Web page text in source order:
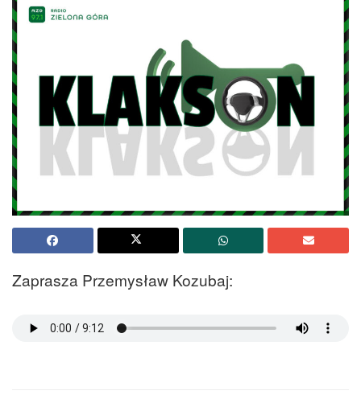
Zaprasza Przemysław Kozubaj: